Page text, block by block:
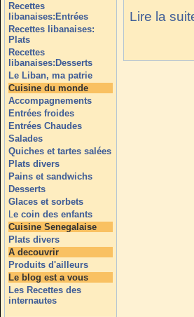
Recettes
libanaises:Entrées
Recettes libanaises:
Plats
Recettes
libanaises:Desserts
Le Liban, ma patrie
Cuisine du monde
Accompagnements
Entrées froides
Entrées Chaudes
Salades
Quiches et tartes salées
Plats divers
Pains et sandwichs
Desserts
Glaces et sorbets
Le coin des enfants
Cuisine Senegalaise
Plats divers
A decouvrir
Produits d'ailleurs
Le blog est a vous
Les Recettes des
internautes
Lire la